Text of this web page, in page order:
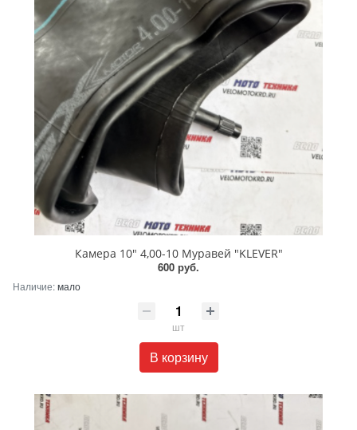
Камера 10" 4,00-10 Муравей "KLEVER"
600 руб.
Наличие:мало
шт
В корзину